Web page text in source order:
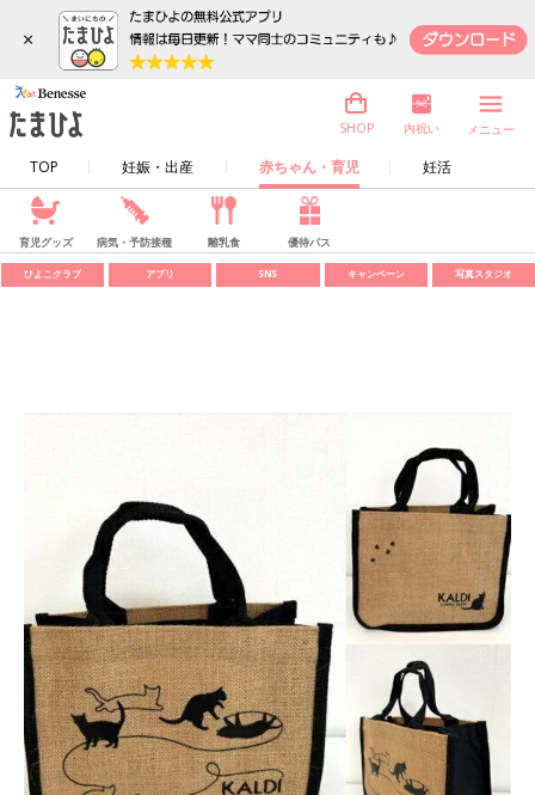
×
TOP 妊娠・出産 赤ちゃん・育児 妊活
SHOP 内祝い メニュー
育児グッズ 病気・予防接種 離乳食 優待パス
ひよこクラブ アプリ SNS キャンペーン 写真スタジオ